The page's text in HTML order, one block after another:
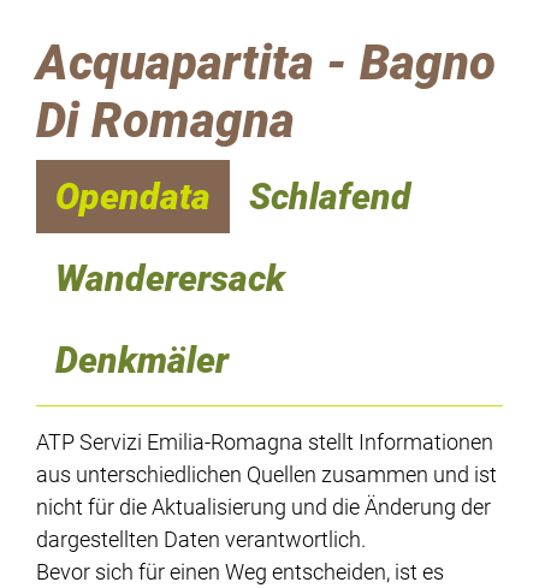
Acquapartita - Bagno
Di Romagna
Opendata
Schlafend
Wanderersack
Denkmäler
ATP Servizi Emilia-Romagna stellt Informationen
aus unterschiedlichen Quellen zusammen und ist
nicht für die Aktualisierung und die Änderung der
dargestellten Daten verantwortlich.
Bevor sich für einen Weg entscheiden, ist es